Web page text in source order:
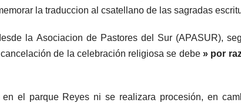
la traduccion al csatellano de las sagradas
la Asociacion de Pastores del Sur (APASUR),
de la celebración religiosa se debe » por
el parque Reyes ni se realizara procesión, en